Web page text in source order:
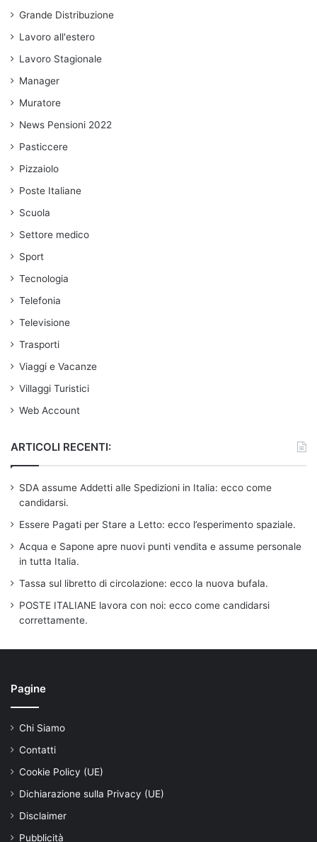
Grande Distribuzione
Lavoro all'estero
Lavoro Stagionale
Manager
Muratore
News Pensioni 2022
Pasticcere
Pizzaiolo
Poste Italiane
Scuola
Settore medico
Sport
Tecnologia
Telefonia
Televisione
Trasporti
Viaggi e Vacanze
Villaggi Turistici
Web Account
ARTICOLI RECENTI:
SDA assume Addetti alle Spedizioni in Italia: ecco come
candidarsi.
Essere Pagati per Stare a Letto: ecco l’esperimento spaziale.
Acqua e Sapone apre nuovi punti vendita e assume personale
in tutta Italia.
Tassa sul libretto di circolazione: ecco la nuova bufala.
POSTE ITALIANE lavora con noi: ecco come candidarsi
correttamente.
Pagine
Chi Siamo
Contatti
Cookie Policy (UE)
Dichiarazione sulla Privacy (UE)
Disclaimer
Pubblicità